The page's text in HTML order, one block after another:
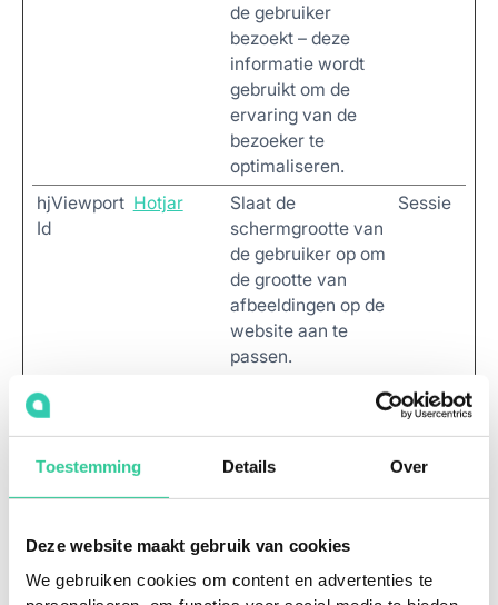
Toestemming Details Over
Deze website maakt gebruik van cookies
We gebruiken cookies om content en advertenties te
de gebruiker
bezoekt – deze
informatie wordt
gebruikt om de
ervaring van de
bezoeker te
optimaliseren.
hjViewport
Id
Hotjar
Slaat de
schermgrootte van
de gebruiker op om
de grootte van
afbeeldingen op de
website aan te
passen.
Sessie
orionV3#i
dentity
Wordt gebruikt om
embedded inhoud
bij te houden.
Perman
ent
OutQueue
_#_post2
statistische
gegevens over het